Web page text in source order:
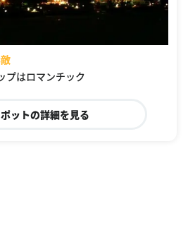
プはロマンチック
ットの詳細を見る